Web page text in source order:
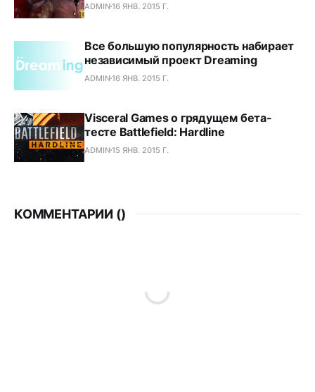
ADMIN16 ЯНВ. 2015 Г.
Все большую популярность набирает
независимый проект Dreaming
ADMIN16 ЯНВ. 2015 Г.
Visceral Games о грядущем бета-
тесте Battlefield: Hardline
ADMIN15 ЯНВ. 2015 Г.
КОММЕНТАРИИ ()